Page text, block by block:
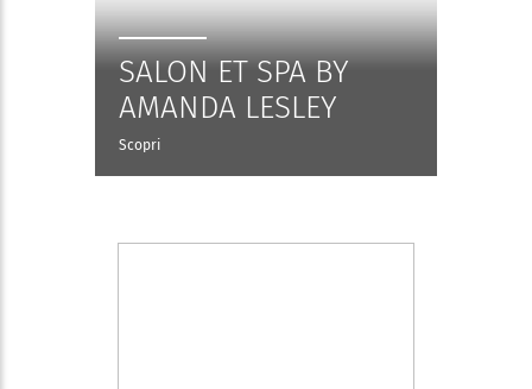
SALON ET SPA BY
AMANDA LESLEY
Scopri